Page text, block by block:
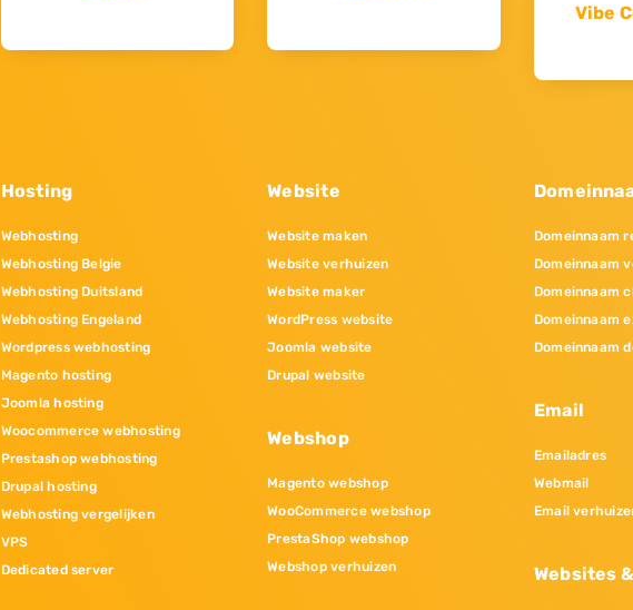
Vibe
Hosting
Webhosting
Webhosting Belgie
Webhosting Duitsland
Webhosting Engeland
Wordpress webhosting
Magento hosting
Joomla hosting
Woocommerce webhosting
Prestashop webhosting
Drupal hosting
Webhosting vergelijken
VPS
Dedicated server
Website
Website maken
Website verhuizen
Website maker
WordPress website
Joomla website
Drupal website
Webshop
Magento webshop
WooCommerce webshop
PrestaShop webshop
Webshop verhuizen
Domeinnaam
Domeinnaam
Domeinnaam
Domeinnaam
Domeinnaam
Email
Emailadres
Webmail
Email
Websites